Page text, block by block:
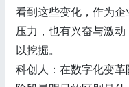
看到这些变化，作为
压力，也有兴奋与激
以挖掘。
科创人：在数字化变